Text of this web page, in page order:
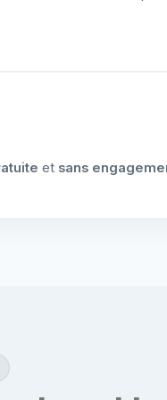
et sans